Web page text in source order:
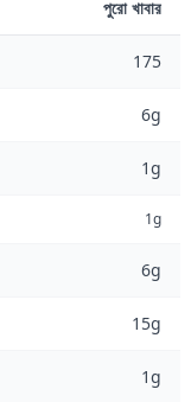
পুরো খাবার
175
6g
1g
1g
6g
15g
1g